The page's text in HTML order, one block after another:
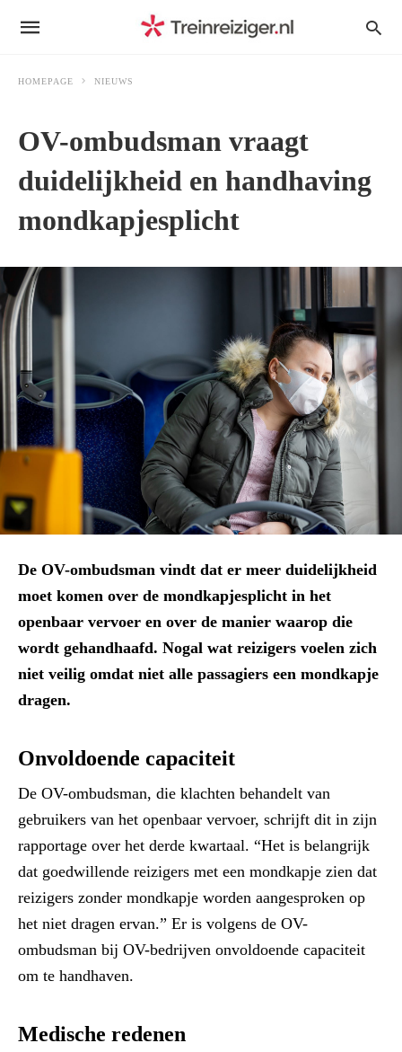
HOMEPAGE NIEUWS
OV-ombudsman vraagt
duidelijkheid en handhaving
mondkapjesplicht
De OV-ombudsman vindt dat er meer duidelijkheid
moet komen over de mondkapjesplicht in het
openbaar vervoer en over de manier waarop die
wordt gehandhaafd. Nogal wat reizigers voelen zich
niet veilig omdat niet alle passagiers een mondkapje
dragen.
Onvoldoende capaciteit
De OV-ombudsman, die klachten behandelt van
gebruikers van het openbaar vervoer, schrijft dit in zijn
rapportage over het derde kwartaal. “Het is belangrijk
dat goedwillende reizigers met een mondkapje zien dat
reizigers zonder mondkapje worden aangesproken op
het niet dragen ervan.” Er is volgens de OV-
ombudsman bij OV-bedrijven onvoldoende capaciteit
om te handhaven.
Medische redenen